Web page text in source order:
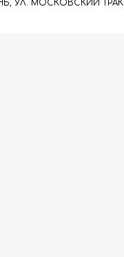
УЛ. МОСКОВСКИЙ